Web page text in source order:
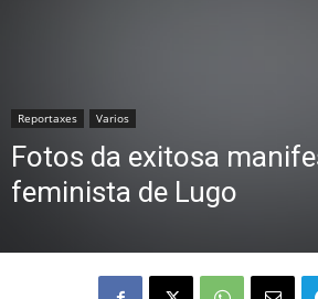
Reportaxes Varios
Fotos da exitosa
feminista de Lugo